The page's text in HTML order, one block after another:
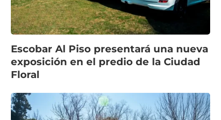
Escobar Al Piso presentará una nueva
exposición en el predio de la Ciudad
Floral